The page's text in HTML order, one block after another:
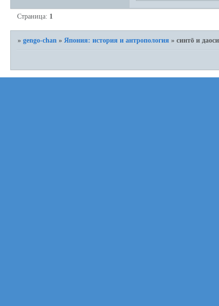
Страница: 1
»gengo-chan »Япония: история и антропология »синтō и